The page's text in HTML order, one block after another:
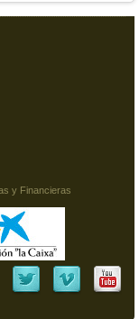
y Financieras